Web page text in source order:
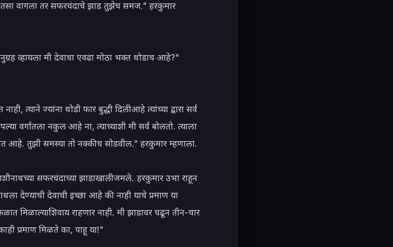
तसा वागला तर सफरचंदाचे झाड तुझेच समज." हरकुमार
व्हायला मी देवाचा एवढा मोठा भक्त थोडाच आहे?"
त्याने ज्यांना थोडी फार बुद्धी दिली आहे त्यांच्या द्वारा सर्व
वर्गातला नकुल आहे ना, त्याच्याशी मी सर्व बोलतो. त्याला
आहे. तुझी समस्या तो नक्कीच सोडवील." हरकुमार म्हणाला.
सफरचंदाच्या झाडाखाली जमले. हरकुमार उभा राहून
देण्याची देवाची इच्छा आहे की नाही याचे प्रमाण या
मिळाल्याशिवाय राहणार नाही. मी झाडावर चढून तीन-चार
प्रमाण मिळते का, पाहू या!"